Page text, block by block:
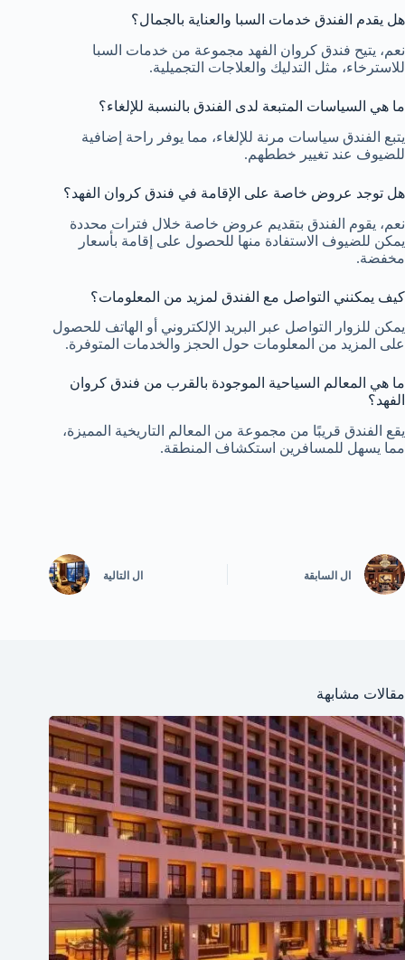
هل يقدم الفندق خدمات السبا والعناية بالجمال؟
نعم، يتيح فندق كروان الفهد مجموعة من خدمات السبا
للاسترخاء، مثل التدليك والعلاجات التجميلية.
ما هي السياسات المتبعة لدى الفندق بالنسبة للإلغاء؟
يتبع الفندق سياسات مرنة للإلغاء، مما يوفر راحة إضافية
للضيوف عند تغيير خططهم.
هل توجد عروض خاصة على الإقامة في فندق كروان الفهد؟
نعم، يقوم الفندق بتقديم عروض خاصة خلال فترات محددة
يمكن للضيوف الاستفادة منها للحصول على إقامة بأسعار
مخفضة.
كيف يمكنني التواصل مع الفندق لمزيد من المعلومات؟
يمكن للزوار التواصل عبر البريد الإلكتروني أو الهاتف للحصول
على المزيد من المعلومات حول الحجز والخدمات المتوفرة.
ما هي المعالم السياحية الموجودة بالقرب من فندق كروان
الفهد؟
يقع الفندق قريبًا من مجموعة من المعالم التاريخية المميزة،
مما يسهل للمسافرين استكشاف المنطقة.
ال السابقة ال التالية
مقالات مشابهة